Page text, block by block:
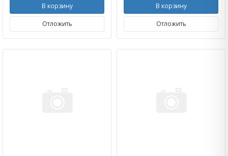
В корзину
Отложить
В корзину
Отложить